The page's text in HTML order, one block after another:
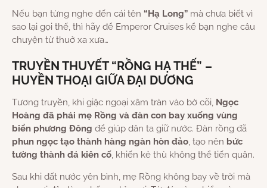
Nếu bạn từng nghe đến cái tên “Hạ Long” mà chưa biết vì
sao lại gọi thế, thì hãy để Emperor Cruises kể bạn nghe câu
chuyện từ thuở xa xưa…
TRUYỀN THUYẾT “RỒNG HẠ THẾ” –
HUYỀN THOẠI GIỮA ĐẠI DƯƠNG
Tương truyền, khi giặc ngoại xâm tràn vào bờ cõi, Ngọc
Hoàng đã phái mẹ Rồng và đàn con bay xuống vùng
biển phương Đông để giúp dân ta giữ nước. Đàn rồng đã
phun ngọc tạo thành hàng ngàn hòn đảo, tạo nên bức
tường thành đá kiên cố, khiến kẻ thù không thể tiến quân.
Sau khi đất nước yên bình, mẹ Rồng không bay về trời mà